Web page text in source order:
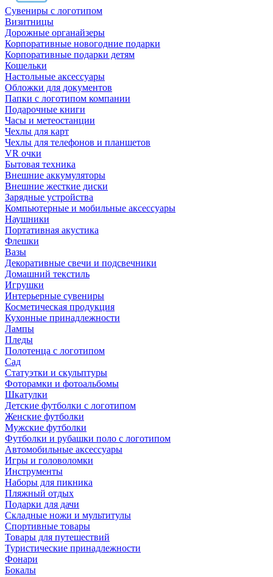
Сувениры с логотипом
Визитницы
Дорожные органайзеры
Корпоративные новогодние подарки
Корпоративные подарки детям
Кошельки
Настольные аксессуары
Обложки для документов
Папки с логотипом компании
Подарочные книги
Часы и метеостанции
Чехлы для карт
Чехлы для телефонов и планшетов
VR очки
Бытовая техника
Внешние аккумуляторы
Внешние жесткие диски
Зарядные устройства
Компьютерные и мобильные аксессуары
Наушники
Портативная акустика
Флешки
Вазы
Декоративные свечи и подсвечники
Домашний текстиль
Игрушки
Интерьерные сувениры
Косметическая продукция
Кухонные принадлежности
Лампы
Пледы
Полотенца с логотипом
Сад
Статуэтки и скульптуры
Фоторамки и фотоальбомы
Шкатулки
Детские футболки с логотипом
Женские футболки
Мужские футболки
Футболки и рубашки поло с логотипом
Автомобильные аксессуары
Игры и головоломки
Инструменты
Наборы для пикника
Пляжный отдых
Подарки для дачи
Складные ножи и мультитулы
Спортивные товары
Товары для путешествий
Туристические принадлежности
Фонари
Бокалы